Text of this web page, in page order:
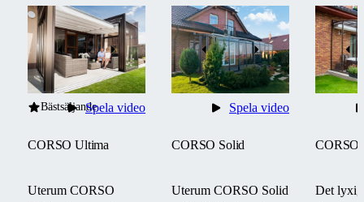
Bästsäljande
CORSO Ultima
Uterum CORSO
Spela video
CORSO Solid
Uterum CORSO Solid
Spela video
CORSO
Det